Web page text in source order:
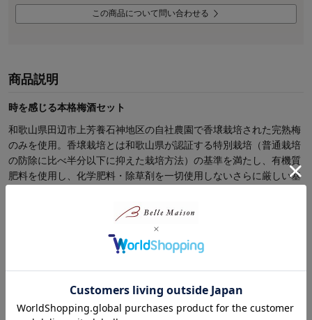
この商品について問い合わせる
商品説明
時を感じる本格梅酒セット
和歌山県田辺市上芳養石神地区の自社農園で香壌栽培された完熟梅
のみを使用。香壌栽培とは和歌山県が認証する特別栽培（普通栽培
の防除に比べ半分以下に抑えた栽培方法）の基準を満たし、有機質
肥料を使用し、化学肥料・除草剤を一切使用しないさらに厳しい基
した梅の実をアルコールに漬込んで梅酒に仕上げる、このすべての
プロセスを一箇所で行う「一処仕込み」が自慢。土つくりから梱包
まで、すべて自社で管理を行っております。酸味料・着色料・香料
不使用です。完熟梅の芳醇な香りをそのままに、和三盆糖を加えま
の２本セット.GI和歌山梅酒認定商品、地理的表示(GI)保護制度と
は、地域に長年培われた特別な生産方法や、気候・風土・土壌など
続きを読む